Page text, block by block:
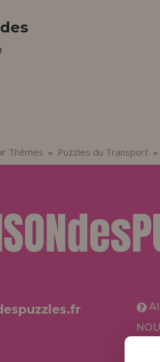
Thèmes » Puzzles du Transport »